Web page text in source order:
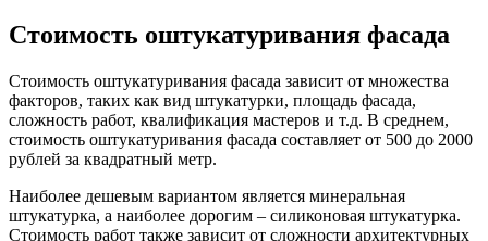
Стоимость оштукатуривания фасада
Стоимость оштукатуривания фасада зависит от множества
факторов, таких как вид штукатурки, площадь фасада,
сложность работ, квалификация мастеров и т.д. В среднем,
стоимость оштукатуривания фасада составляет от 500 до 2000
рублей за квадратный метр.
Наиболее дешевым вариантом является минеральная
штукатурка, а наиболее дорогим – силиконовая штукатурка.
Стоимость работ также зависит от сложности архитектурных